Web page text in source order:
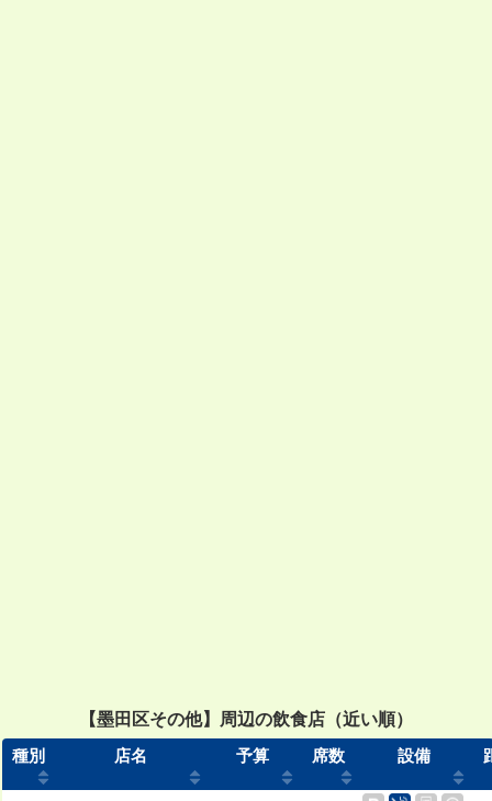
【墨田区その他】周辺の飲食店（近い順）
種別 店名 予算 席数 設備